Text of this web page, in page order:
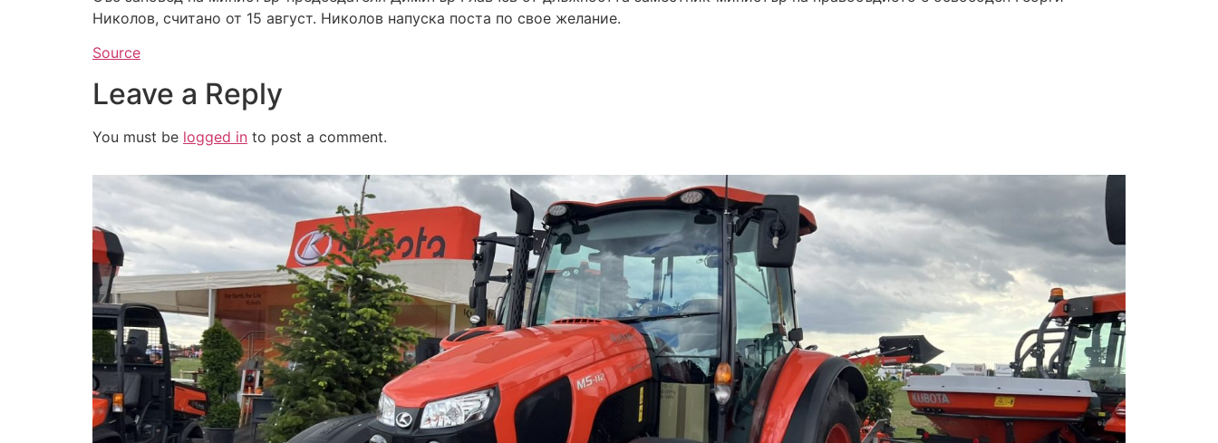
Николов, считано от 15 август. Николов напуска поста по свое желание.
Source
Leave a Reply
You must be logged in to post a comment.